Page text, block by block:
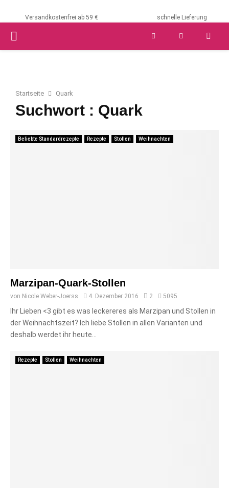
Versandkostenfrei ab 59 € schnelle Lieferung
PRIMARY
Startseite Quark
Suchwort : Quark
Beliebte Standardrezepte Rezepte Stollen Weihnachten
Marzipan-Quark-Stollen
von Nicole Weber-Joerss 4. Dezember 2016 2 5095
Ihr Lieben <3 gibt es was leckereres als Marzipan und Stollen in
der Weihnachtszeit? Ich liebe Stollen in allen Varianten und
deshalb werdet ihr heute...
Rezepte Stollen Weihnachten